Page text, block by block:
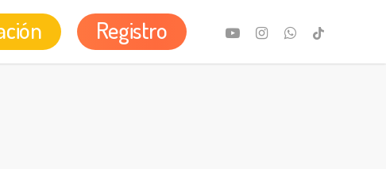
Registro youtubeinstagramwhatsapp
tiktok